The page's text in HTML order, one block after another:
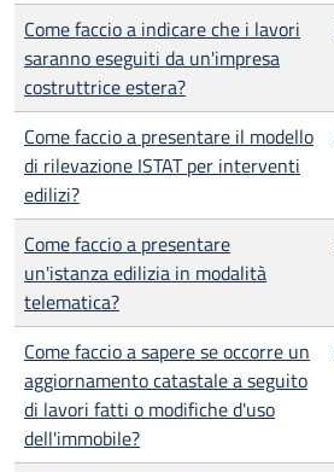
Come faccio a indicare che i lavori
saranno eseguiti da un'impresa
costruttrice estera?
Come faccio a presentare il modello
di rilevazione ISTAT per interventi
edilizi?
Come faccio a presentare
un'istanza edilizia in modalità
telematica?
Come faccio a sapere se occorre un
aggiornamento catastale a seguito
di lavori fatti o modifiche d'uso
dell'immobile?